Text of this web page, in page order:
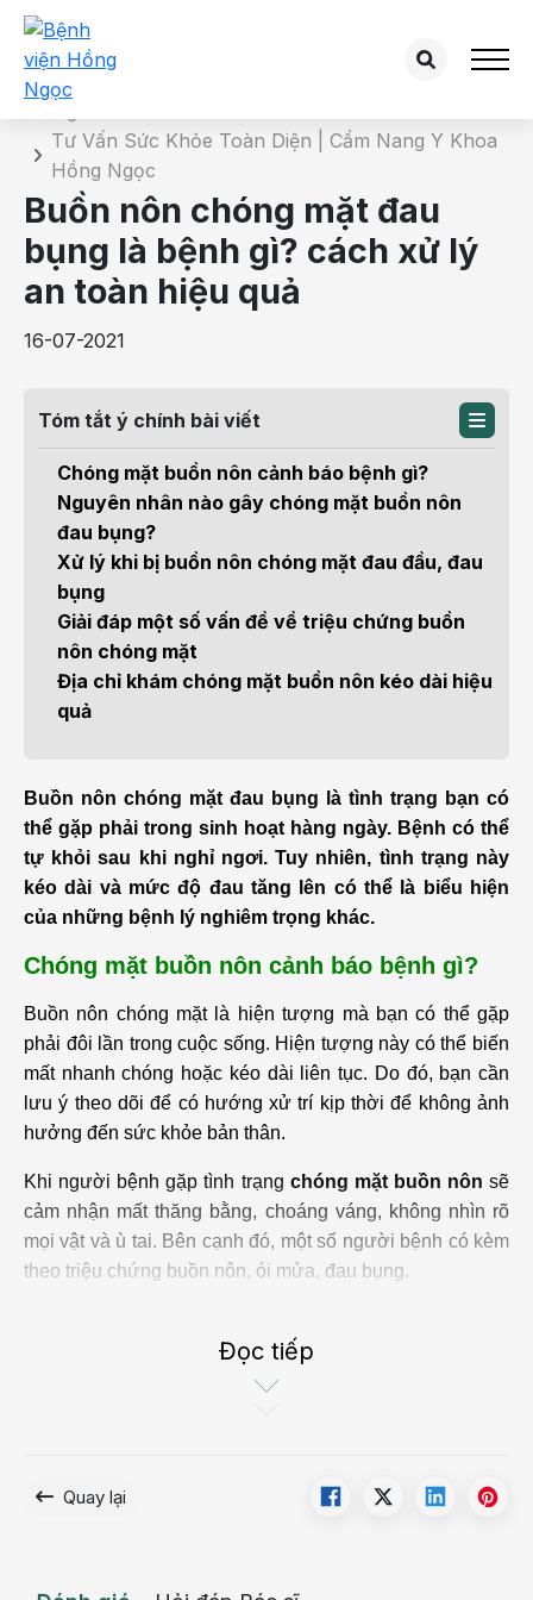
Chi tiết bài tư vấn
Tư Vấn Sức Khỏe Toàn Diện | Cẩm Nang Y Khoa
Hồng Ngọc
Buồn nôn chóng mặt đau
bụng là bệnh gì? cách xử lý
an toàn hiệu quả
16-07-2021
Tóm tắt ý chính bài viết
Chóng mặt buồn nôn cảnh báo bệnh gì?
Nguyên nhân nào gây chóng mặt buồn nôn
đau bụng?
Xử lý khi bị buồn nôn chóng mặt đau đầu, đau
bụng
Giải đáp một số vấn đề về triệu chứng buồn
nôn chóng mặt
Địa chỉ khám chóng mặt buồn nôn kéo dài hiệu
quả
Buồn nôn chóng mặt đau bụng là tình trạng bạn có
thể gặp phải trong sinh hoạt hàng ngày. Bệnh có thể
tự khỏi sau khi nghỉ ngơi. Tuy nhiên, tình trạng này
kéo dài và mức độ đau tăng lên có thể là biểu hiện
của những bệnh lý nghiêm trọng khác.
Chóng mặt buồn nôn cảnh báo bệnh gì?
Buồn nôn chóng mặt là hiện tượng mà bạn có thể gặp
phải đôi lần trong cuộc sống. Hiện tượng này có thể biến
mất nhanh chóng hoặc kéo dài liên tục. Do đó, bạn cần
lưu ý theo dõi để có hướng xử trí kịp thời để không ảnh
hưởng đến sức khỏe bản thân.
Khi người bệnh gặp tình trạng chóng mặt buồn nôn sẽ
cảm nhận mất thăng bằng, choáng váng, không nhìn rõ
mọi vật và ù tai. Bên cạnh đó, một số người bệnh có kèm
theo triệu chứng buồn nôn, ói mửa, đau bụng.
như quay đầu, cúi đầu, đứng lên, ngồi xuống,... Khi gặp
tình trạng này, người bệnh chỉ cần nghỉ ngơi, thư giãn,
thả lỏng trong vài phút, cơ thể sẽ hồi phục.
hay nghỉ ngơi nhưng không thuyên giảm. Bạn nên tới các
Đọc tiếp
Quay lại